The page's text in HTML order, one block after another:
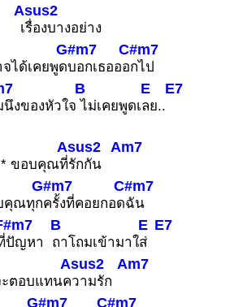
เ
Asus2
รื่องบางอย่าง
ได้เคยพูด
G#m7
บอกเธอออ
C#m7
กไป
นึงของหัวใจ
B
ไม่เคยพูดเ
E
ลย..
E7
* ขอบคุณที่
Asus2
รักกัน
Am7
คุณทุก
G#m7
ครั้งที่คอยกอด
C#m7
ฉัน
ปัญหา
B
ถาโถมเข้ามาใ
E
ส่
E7
ะตอบแทนค
Asus2
วามรัก
Am7
G#m7 C#m7